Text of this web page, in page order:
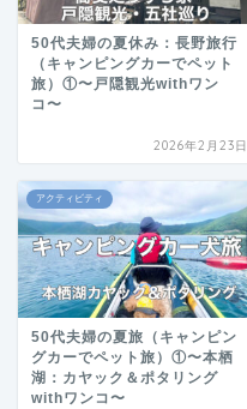
50代夫婦の夏休み：長野旅行
（キャンピングカーでペット
旅）①〜戸隠観光withワン
コ〜
2026年2月23日
アクティビティ
50代夫婦の夏旅（キャンピン
グカーでペット旅）①〜本栖
湖：カヤック＆ポタリング
withワンコ〜